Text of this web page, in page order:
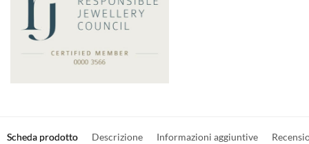
Scheda prodotto Descrizione Informazioni aggiuntive